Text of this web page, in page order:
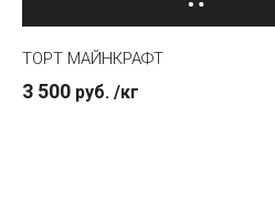
ТОРТ МАЙНКРАФТ
3 500 руб. /кг